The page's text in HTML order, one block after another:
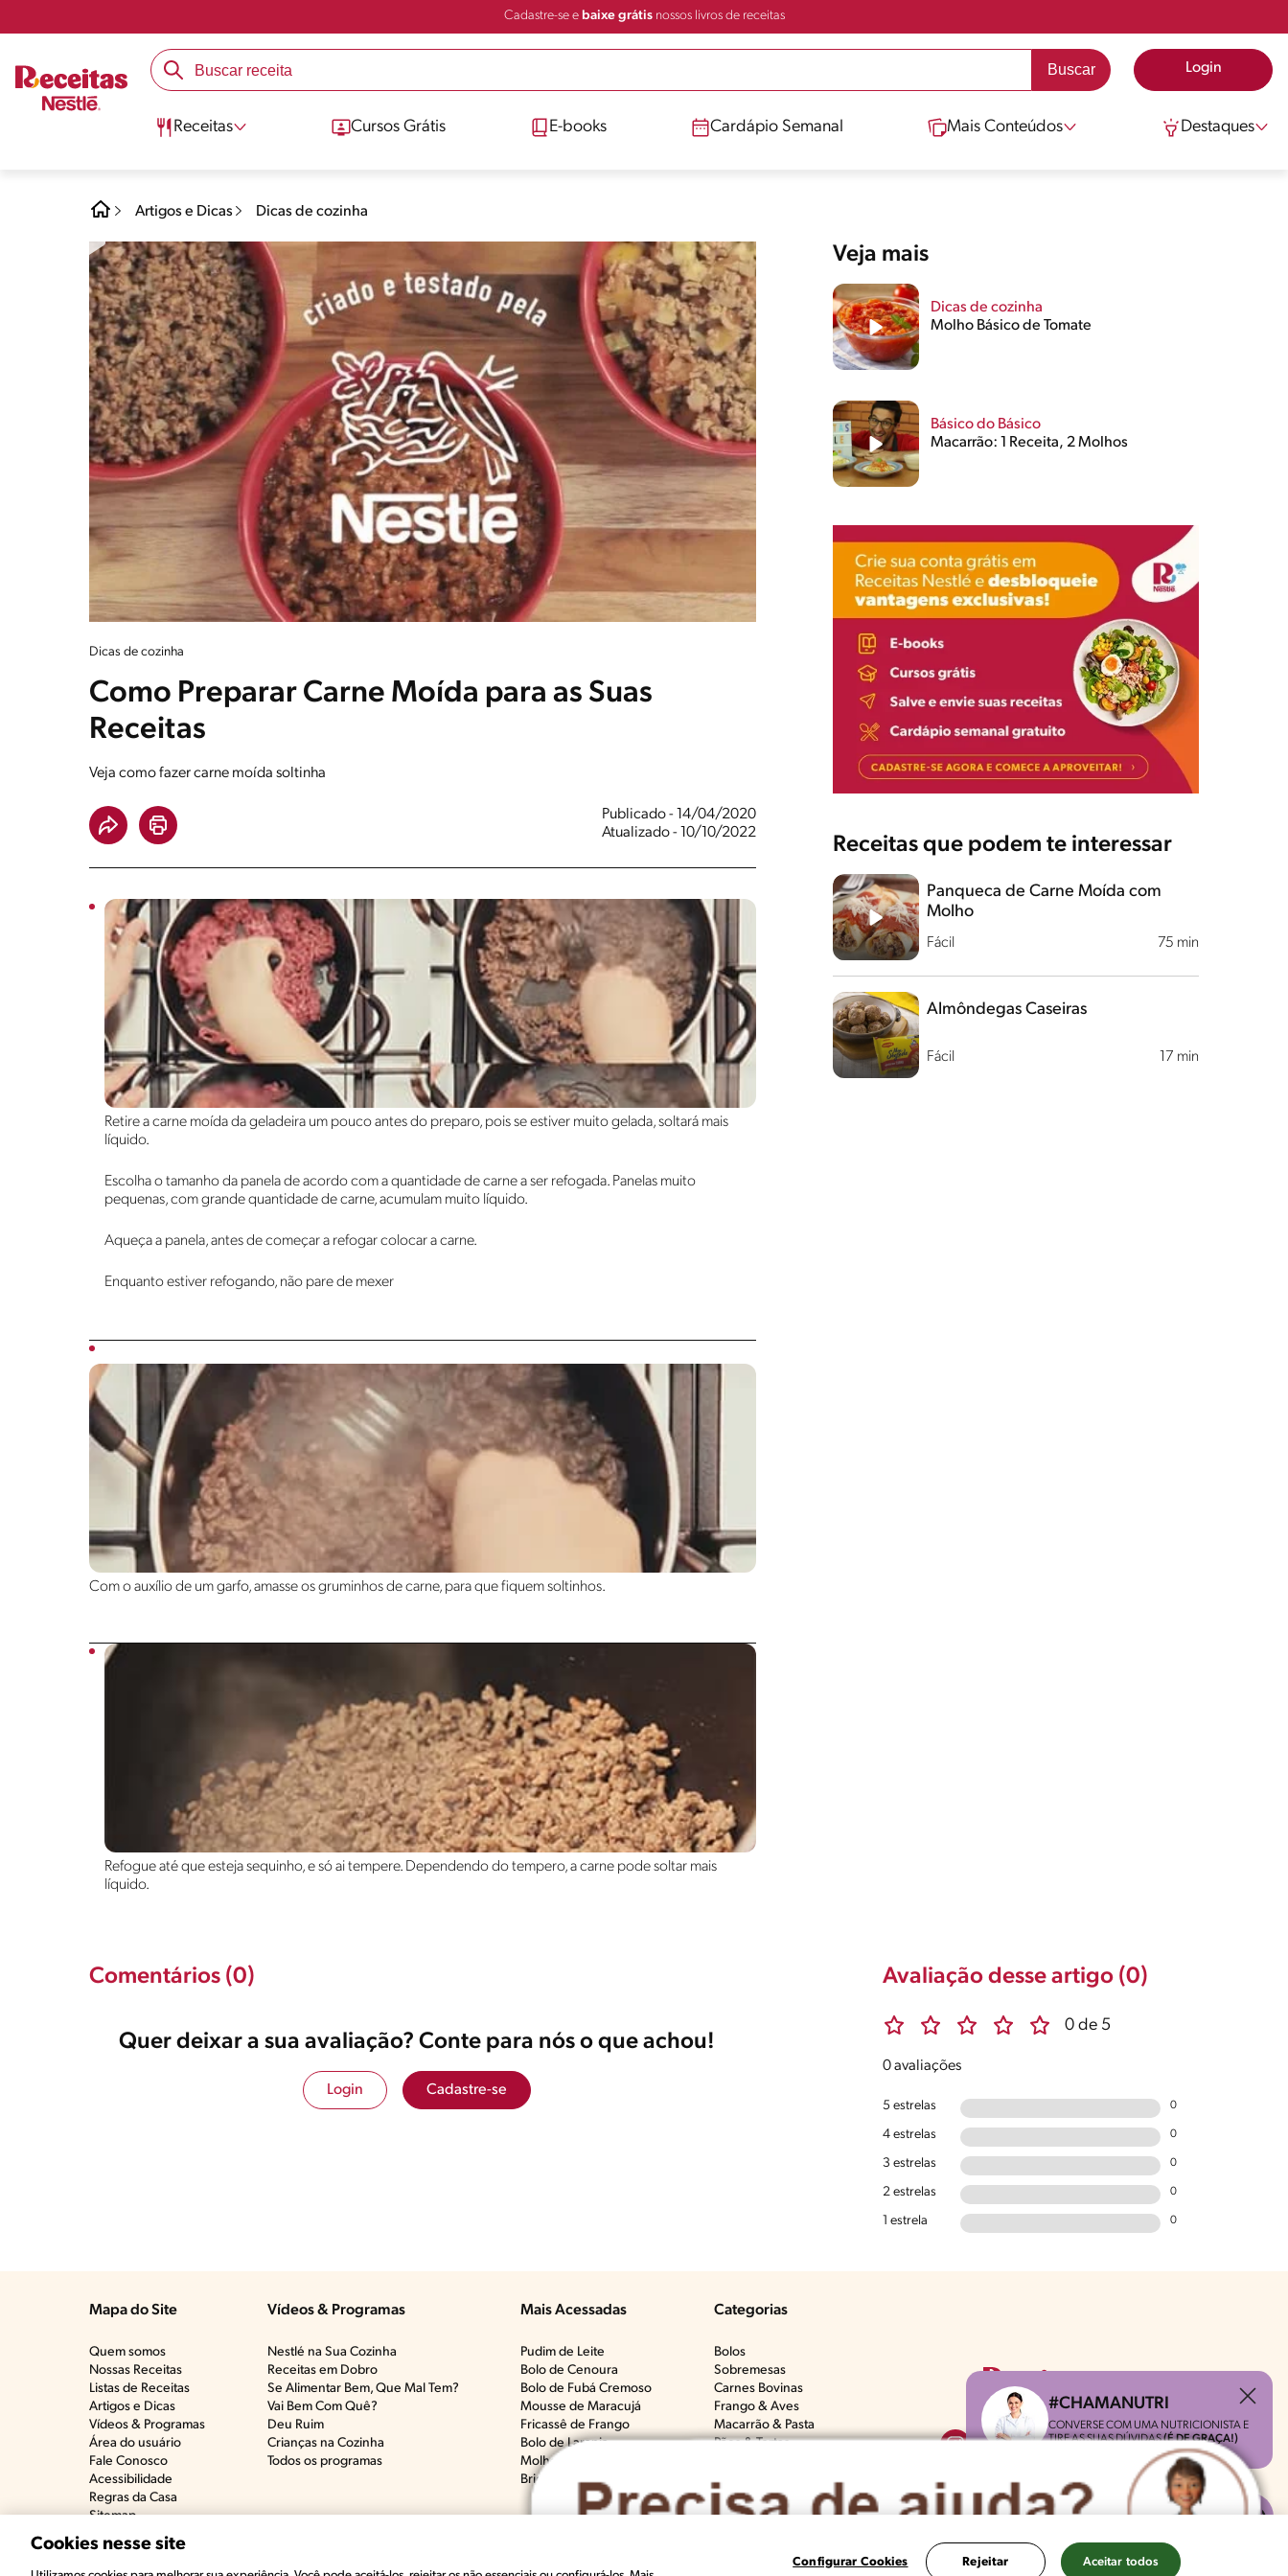
Cadastre-se e baixe grátisnossos livros de receitas
Login
Receitas Cursos Grátis E-books Cardápio Semanal Mais Conteúdos Destaques
Artigos e Dicas Dicas de cozinha
Dicas de cozinha
Como Preparar Carne Moída para as Suas
Receitas
Veja como fazer carne moída soltinha
Publicado - 14/04/2020
Atualizado - 10/10/2022
Retire a carne moída da geladeira um pouco antes do preparo, pois se estiver muito gelada, soltará mais
líquido.
Escolha o tamanho da panela de acordo com a quantidade de carne a ser refogada. Panelas muito
pequenas, com grande quantidade de carne, acumulam muito líquido.
Aqueça a panela, antes de começar a refogar colocar a carne.
Enquanto estiver refogando, não pare de mexer
Com o auxílio de um garfo, amasse os gruminhos de carne, para que fiquem soltinhos.
Refogue até que esteja sequinho, e só ai tempere. Dependendo do tempero, a carne pode soltar mais
líquido.
Veja mais
Dicas de cozinha
Molho Básico de Tomate
Básico do Básico
Macarrão: 1 Receita, 2 Molhos
Receitas que podem te interessar
Fácil 75 min
Panqueca de Carne Moída com
Molho
Fácil 17 min
Almôndegas Caseiras
Avaliação desse artigo (0)
0 de 5
0 avaliações
5 estrelas 0
4 estrelas 0
3 estrelas 0
2 estrelas 0
1 estrela 0
Comentários (0)
Quer deixar a sua avaliação? Conte para nós o que achou!
Login Cadastre-se
#CHAMANUTRI
CONVERSE COM UMA NUTRICIONISTA E
TIRE AS SUAS DÚVIDAS(É DE GRAÇA!)
Mapa do Site
Quem somos
Nossas Receitas
Listas de Receitas​
Artigos e Dicas​
Vídeos & Programas​
Área do usuário
Fale Conosco
Acessibilidade
Regras da Casa
Sitemap
Vídeos & Programas​
Nestlé na Sua Cozinha
Receitas em Dobro
Se Alimentar Bem, Que Mal Tem?​
Vai Bem Com Quê?​
Deu Ruim​
Crianças na Cozinha​
Todos os programas
Mais Acessadas
Pudim de Leite
Bolo de Cenoura
Bolo de Fubá Cremoso
Mousse de Maracujá
Fricassê de Frango
Bolo de Laranja
Molho Branco
Brigadeiro
Categorias
Bolos
Sobremesas
Carnes Bovinas​
Frango & Aves​
Macarrão & Pasta​
Pães & Tortas​
Todas as Categorias
©2022, Nestlé. Marcas registradas por Societé des Produits Nestlé, S.A. Vevey (Suiza) Termos e Condições Política de Privacidade Configurações de Cookies
Cookies nesse site
Configurar Cookies Rejeitar Aceitar todos